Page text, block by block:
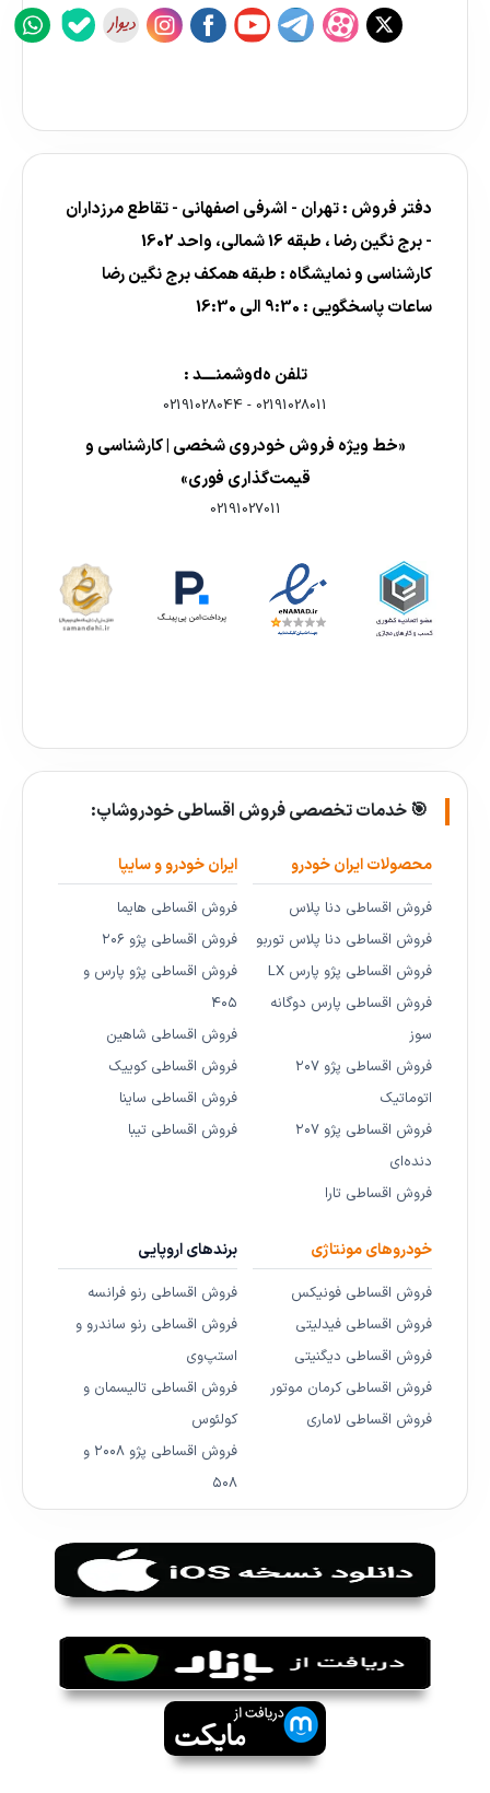
دفتر فروش : تهران - اشرفی اصفهانی - تقاطع مرزداران
- برج نگین رضا ، طبقه 16 شمالی، واحد 1602
کارشناسی و نمایشگاه : طبقه همکف برج نگین رضا
ساعات پاسخگویی : 9:30 الی 16:30
تلفن هdوشمنــــد :
02191028011
-
02191028044
«خط ویژه فروش خودروی شخصی | کارشناسی و
قیمت‌گذاری فوری»
02191027011
🎯 خدمات تخصصی فروش اقساطی خودروشاپ:
محصولات ایران خودرو
فروش اقساطی دنا پلاس
فروش اقساطی دنا پلاس توربو
فروش اقساطی پژو پارس LX
فروش اقساطی پارس دوگانه
سوز
فروش اقساطی پژو ۲۰۷
اتوماتیک
فروش اقساطی پژو ۲۰۷
دنده‌ای
فروش اقساطی تارا
ایران خودرو و سایپا
فروش اقساطی هایما
فروش اقساطی پژو ۲۰۶
فروش اقساطی پژو پارس و
۴۰۵
فروش اقساطی شاهین
فروش اقساطی کوییک
فروش اقساطی ساینا
فروش اقساطی تیبا
خودروهای مونتاژی
فروش اقساطی فونیکس
فروش اقساطی فیدلیتی
فروش اقساطی دیگنیتی
فروش اقساطی کرمان موتور
فروش اقساطی لاماری
برندهای اروپایی
فروش اقساطی رنو فرانسه
فروش اقساطی رنو ساندرو و
استپ‌وی
فروش اقساطی تالیسمان و
کولئوس
فروش اقساطی پژو ۲۰۰۸ و
۵۰۸